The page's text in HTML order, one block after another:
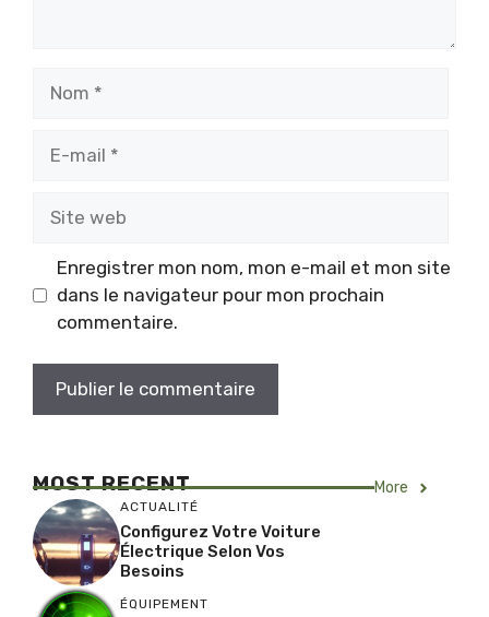
mail
web
Enregistrer mon nom, mon e-mail et mon site
dans le navigateur pour mon prochain
commentaire.
MOST RECENT More
ACTUALITÉ
Configurez Votre Voiture
Électrique Selon Vos
Besoins
ÉQUIPEMENT